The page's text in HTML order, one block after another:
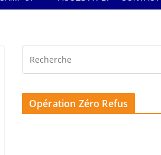
Opération Zéro Refus